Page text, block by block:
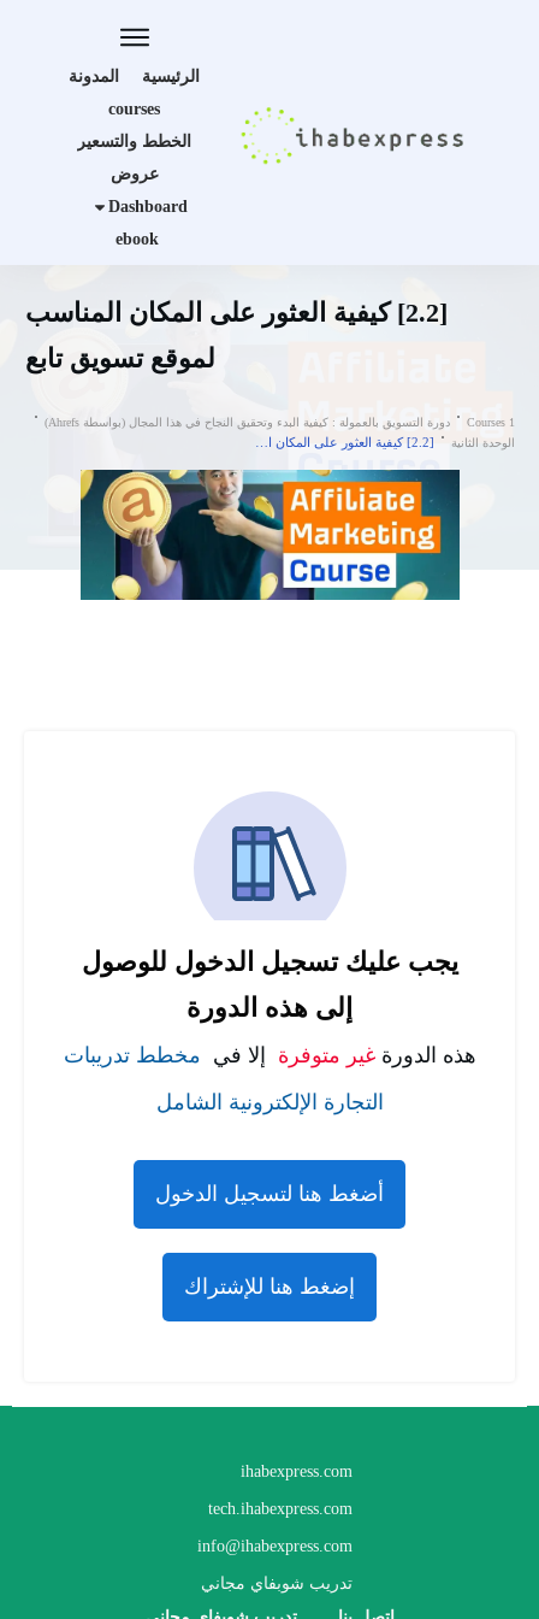
الرئيسية
المدونة
courses
الخطط والتسعير
عروض
Dashboard
ebook
[2.2] كيفية العثور على المكان المناسب
لموقع تسويق تابع
Courses 1
دورة التسويق بالعمولة : كيفية البدء وتحقيق النجاح في هذا المجال (بواسطة Ahrefs)
الوحدة الثانية
يجب عليك تسجيل الدخول للوصول
إلى هذه الدورة
هذه الدورةغير متوفرة إلا في مخطط تدريبات
التجارة الإلكترونية الشامل
أضغط هنا لتسجيل الدخول
إضغط هنا للإشتراك
ihabexpress.com
tech.ihabexpress.com
info@ihabexpress.com
تدريب شوبفاي مجاني